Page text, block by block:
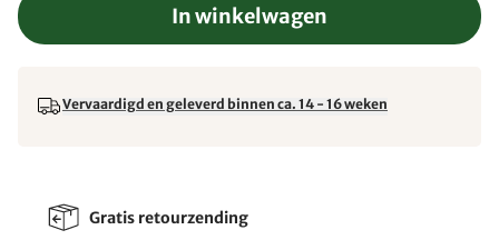
In winkelwagen
Vervaardigd en geleverd binnen ca. 14 - 16 weken
Gratis retourzending